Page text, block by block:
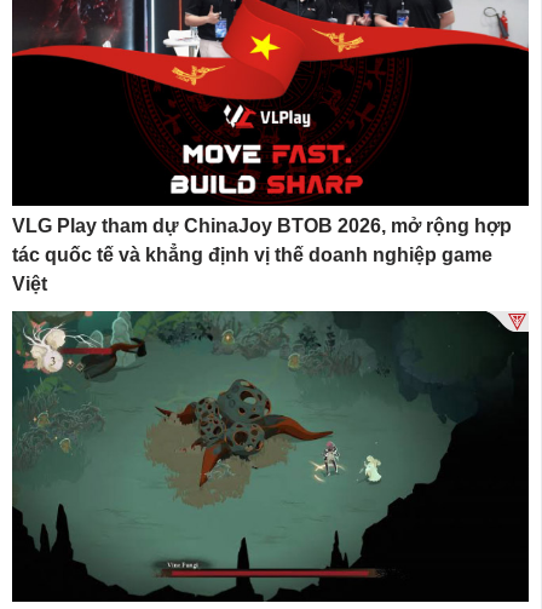
VLG Play tham dự ChinaJoy BTOB 2026, mở rộng hợp
tác quốc tế và khẳng định vị thế doanh nghiệp game
Việt